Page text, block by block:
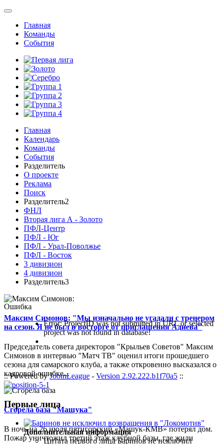
Главная
Команды
События
Главная
Календарь
Команды
События
Разделитель
О проекте
Реклама
Поиск
Разделитель2
ФНЛ
Вторая лига А - Золото
ПФЛ-Центр
ПФЛ - Юг
ПФЛ - Урал-Поволжье
ПФЛ - Восток
3 дивизион
4 дивизион
Разделитель3
Максим Симонов: "Мы изначально не угадали с тренером
на сезон. Я не был в восторге от приглашения Адиева"
Председатель совета директоров "Крыльев Советов" Максим
Симонов в интервью "Матч ТВ" оценил итоги прошедшего
сезона для самарского клуба, а также откровенно высказался о
кадровой ошибке...
Сгорела база "Машука"
В ночь на 26 июля пятигорский «Машук-КМВ» потерял дом.
Пожар уничтожил третий этаж клубной базы, где жили
Ошибка
Error: ProjectID was not submitted in URL or selected
project was not found in database!
:: Powered byJoomLeague - Version 2.92.222.b1f70a5 ::
Первые лица
Дополнительная информация
Цитата первого лица Баринов не исключил